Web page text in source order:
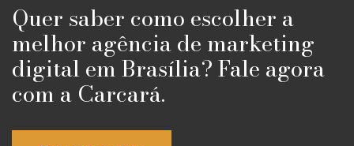
Quer saber como escolher a
melhor agência de marketing
digital em Brasília? Fale agora
com a Carcará.